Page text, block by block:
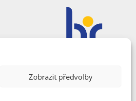
Zobrazit předvolby